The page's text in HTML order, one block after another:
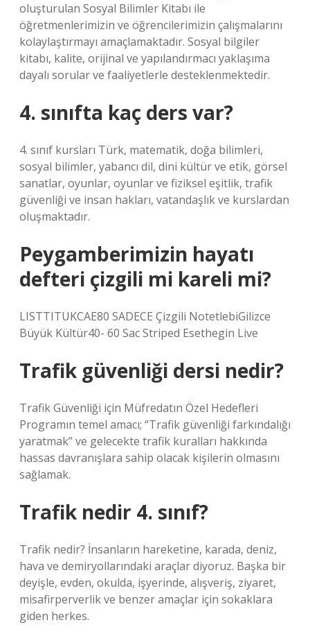
oluşturulan Sosyal Bilimler Kitabı ile
öğretmenlerimizin ve öğrencilerimizin çalışmalarını
kolaylaştırmayı amaçlamaktadır. Sosyal bilgiler
kitabı, kalite, orijinal ve yapılandırmacı yaklaşıma
dayalı sorular ve faaliyetlerle desteklenmektedir.
4. sınıfta kaç ders var?
4. sınıf kursları Türk, matematik, doğa bilimleri,
sosyal bilimler, yabancı dil, dini kültür ve etik, görsel
sanatlar, oyunlar, oyunlar ve fiziksel eşitlik, trafik
güvenliği ve insan hakları, vatandaşlık ve kurslardan
oluşmaktadır.
Peygamberimizin hayatı
defteri çizgili mi kareli mi?
LISTTITUKCAE80 SADECE Çizgili NotetlebiGilizce
Büyük Kültür40- 60 Sac Striped Esethegin Live
Trafik güvenliği dersi nedir?
Trafik Güvenliği için Müfredatın Özel Hedefleri
Programın temel amacı; “Trafik güvenliği farkındalığı
yaratmak” ve gelecekte trafik kuralları hakkında
hassas davranışlara sahip olacak kişilerin olmasını
sağlamak.
Trafik nedir 4. sınıf?
Trafik nedir? İnsanların hareketine, karada, deniz,
hava ve demiryollarındaki araçlar diyoruz. Başka bir
deyişle, evden, okulda, işyerinde, alışveriş, ziyaret,
misafirperverlik ve benzer amaçlar için sokaklara
giden herkes.